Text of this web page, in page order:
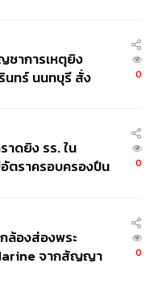
ชาการเหตุยิง
นทร์ นนทบุรี สั่ง
0
ดยิง รร. ใน
ตราครอบครองปืน
0
ล้องส่องพระ
จากสัญญา
0